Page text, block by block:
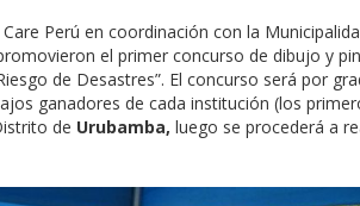
Perú en coordinación con la
el primer concurso de dibujo y
de Desastres”. El concurso será por
ganadores de cada institución (los
de Urubamba, luego se procederá a